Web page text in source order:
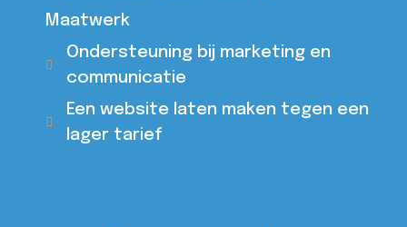
Maatwerk
Ondersteuning bij marketing en
communicatie
Een website laten maken tegen een
lager tarief